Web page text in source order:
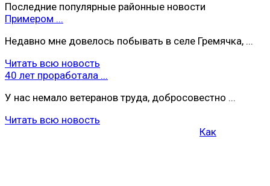
Последние популярные районные новости
Примером ...
Недавно мне довелось побывать в селе Гремячка, ...
Читать всю новость
40 лет проработала ...
У нас немало ветеранов труда, добросовестно ...
Читать всю новость
Как